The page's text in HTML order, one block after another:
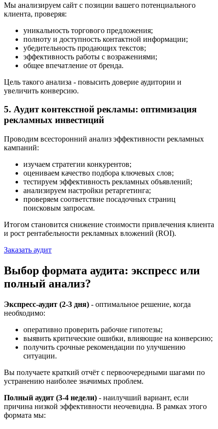
Мы анализируем сайт с позиции вашего потенциального
клиента, проверяя:
уникальность торгового предложения;
полноту и доступность контактной информации;
убедительность продающих текстов;
эффективность работы с возражениями;
общее впечатление от бренда.
Цель такого анализа - повысить доверие аудитории и
увеличить конверсию.
5. Аудит контекстной рекламы: оптимизация
рекламных инвестиций
Проводим всесторонний анализ эффективности рекламных
кампаний:
изучаем стратегии конкурентов;
оцениваем качество подбора ключевых слов;
тестируем эффективность рекламных объявлений;
анализируем настройки ретаргетинга;
проверяем соответствие посадочных страниц
поисковым запросам.
Итогом становится снижение стоимости привлечения клиента
и рост рентабельности рекламных вложений (ROI).
Заказать аудит
Выбор формата аудита: экспресс или
полный анализ?
Экспресс-аудит (2-3 дня) - оптимальное решение, когда
необходимо:
оперативно проверить рабочие гипотезы;
выявить критические ошибки, влияющие на конверсию;
получить срочные рекомендации по улучшению
ситуации.
Вы получаете краткий отчёт с первоочередными шагами по
устранению наиболее значимых проблем.
Полный аудит (3-4 недели) - наилучший вариант, если
причина низкой эффективности неочевидна. В рамках этого
формата мы: